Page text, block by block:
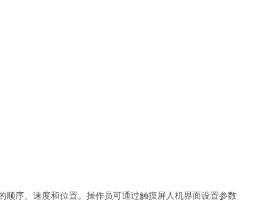
序、速度和位置。操作员可通过触摸屏人机界面设置参数